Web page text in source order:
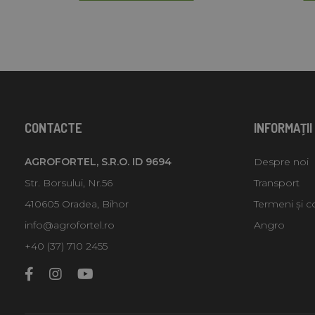
CONTACTE
AGROFORTEL, S.R.O. ID 9694
Str. Borsului, Nr.56
410605 Oradea, Bihor
info@agrofortel.ro
+40 (37) 710 2455
INFORMAŢII
Despre noi
Transport
Termeni și
Angro